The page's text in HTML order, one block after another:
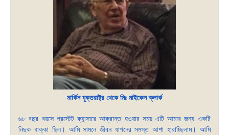
মার্কিন যুক্তরাষ্ট্র থেকে মিঃ মাইকেল ক্লার্ক
৬৮ বছর বয়সে প্রস্টেট ক্যান্সারে আক্রান্ত হওয়ার সময় এটি আমার জন্য একটি
নিছক ধাক্কা ছিল। আমি সামনে জীবন যাপনের সমস্ত আশা হারাচ্ছিলাম। আমি